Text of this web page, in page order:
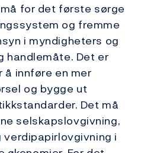
for det første sørge
og fremme
i myndigheters og
handlemåte. Det er
innføre en mer
og bygge ut
Det må
selskapslovgivning,
verdipapirlovgivning i